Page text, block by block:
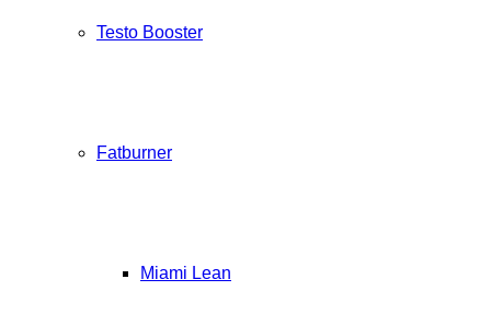
Testo Booster
Fatburner
Miami Lean